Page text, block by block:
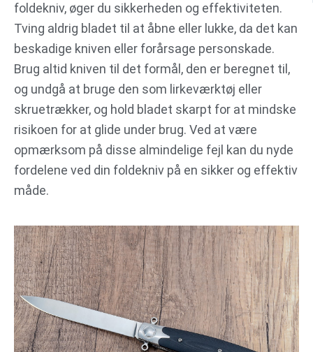
foldekniv, øger du sikkerheden og effektiviteten.
Tving aldrig bladet til at åbne eller lukke, da det kan
beskadige kniven eller forårsage personskade.
Brug altid kniven til det formål, den er beregnet til,
og undgå at bruge den som lirkeværktøj eller
skruetrækker, og hold bladet skarpt for at mindske
risikoen for at glide under brug. Ved at være
opmærksom på disse almindelige fejl kan du nyde
fordelene ved din foldekniv på en sikker og effektiv
måde.